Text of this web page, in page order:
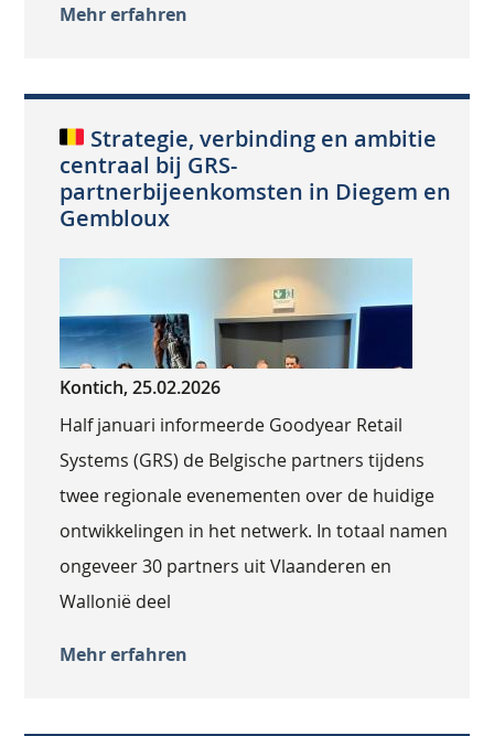
Mehr erfahren
Strategie, verbinding en ambitie
centraal bij GRS-
partnerbijeenkomsten in Diegem en
Gembloux
Kontich, 25.02.2026
Half januari informeerde Goodyear Retail
Systems (GRS) de Belgische partners tijdens
twee regionale evenementen over de huidige
ontwikkelingen in het netwerk. In totaal namen
ongeveer 30 partners uit Vlaanderen en
Wallonië deel
Mehr erfahren